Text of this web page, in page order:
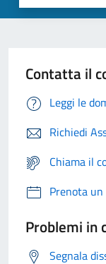
Contatta il
Leggi le
Richiedi
Chiama il
Prenota
Problemi in
Segnala